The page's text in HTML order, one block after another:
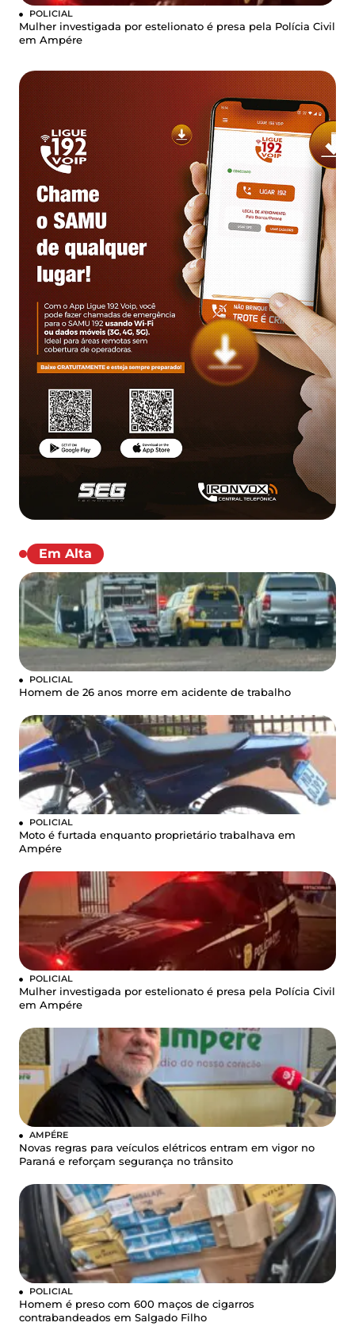
POLICIAL
Mulher investigada por estelionato é presa pela Polícia Civil
em Ampére
Em Alta
POLICIAL
Homem de 26 anos morre em acidente de trabalho
POLICIAL
Moto é furtada enquanto proprietário trabalhava em
Ampére
POLICIAL
Mulher investigada por estelionato é presa pela Polícia Civil
em Ampére
AMPÉRE
Novas regras para veículos elétricos entram em vigor no
Paraná e reforçam segurança no trânsito
POLICIAL
Homem é preso com 600 maços de cigarros
contrabandeados em Salgado Filho